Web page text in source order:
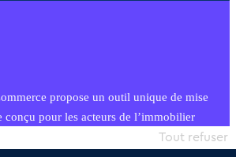
propose un outil unique de mise
conçu pour les acteurs de l’immobilier
territoriales, simple et intégrant
Tout refuser